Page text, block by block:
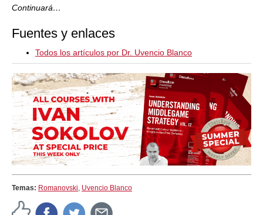
Continuará…
Fuentes y enlaces
Todos los artículos por Dr. Uvencio Blanco
Temas: Romanovski, Uvencio Blanco